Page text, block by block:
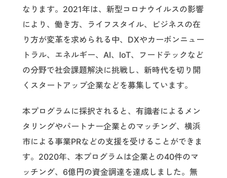
なります。2021年は、新型コロナウイルスの影響
により、働き方、ライフスタイル、ビジネスの在
り方が変革を求められる中、DXやカーボンニュー
トラル、エネルギー、AI、IoT、フードテックなど
の分野で社会課題解決に挑戦し、新時代を切り開
くスタートアップ企業などを募集しています。
本プログラムに採択されると、有識者によるメン
タリングやパートナー企業とのマッチング、横浜
市による事業PRなどの支援を受けることができま
す。2020年、本プログラムは企業との40件のマ
ッチング、6億円の資金調達を達成しました。無